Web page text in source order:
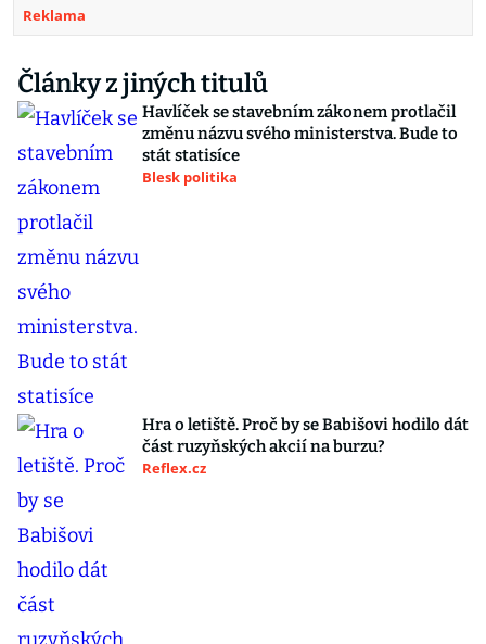
Reklama
Články z jiných titulů
Havlíček se stavebním zákonem protlačil
změnu názvu svého ministerstva. Bude to
stát statisíce
Blesk politika
Hra o letiště. Proč by se Babišovi hodilo dát
část ruzyňských akcií na burzu?
Reflex.cz